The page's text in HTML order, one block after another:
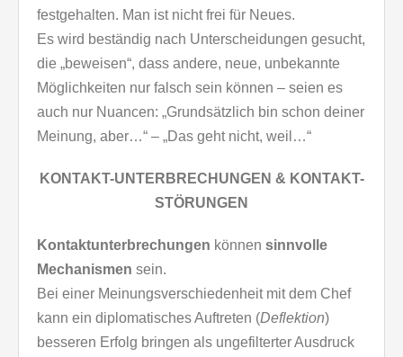
festgehalten. Man ist nicht frei für Neues.
Es wird beständig nach Unterscheidungen gesucht,
die „beweisen“, dass andere, neue, unbekannte
Möglichkeiten nur falsch sein können – seien es
auch nur Nuancen: „Grundsätzlich bin schon deiner
Meinung, aber…“ – „Das geht nicht, weil…“
KONTAKT-UNTERBRECHUNGEN & KONTAKT-
STÖRUNGEN
Kontaktunterbrechungen können sinnvolle
Mechanismen sein.
Bei einer Meinungsverschiedenheit mit dem Chef
kann ein diplomatisches Auftreten (Deflektion)
besseren Erfolg bringen als ungefilterter Ausdruck